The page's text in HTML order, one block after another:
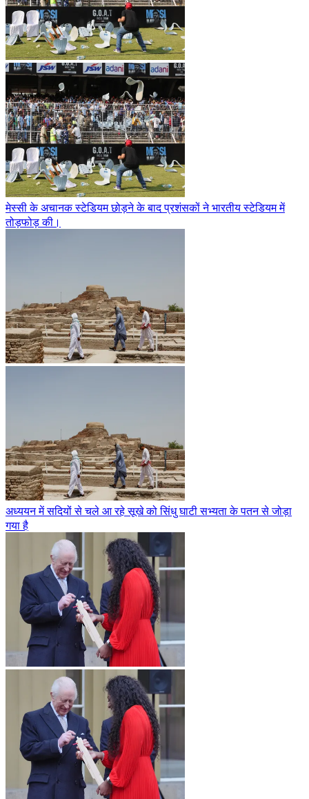
मेस्सी के अचानक स्टेडियम छोड़ने के बाद प्रशंसकों ने भारतीय स्टेडियम में
तोड़फोड़ की।
अध्ययन में सदियों से चले आ रहे सूखे को सिंधु घाटी सभ्यता के पतन से जोड़ा
गया है